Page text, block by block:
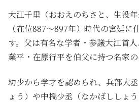
大江千里（おおえのちさと、生没
（在位887～897年）時代の宮廷に
す。父は有名な学者・参議大江首
業平・在原行平を伯父に持つ名家の
幼少から学才を認められ、兵部大
ょう）や中橋少丞（なかばししょ